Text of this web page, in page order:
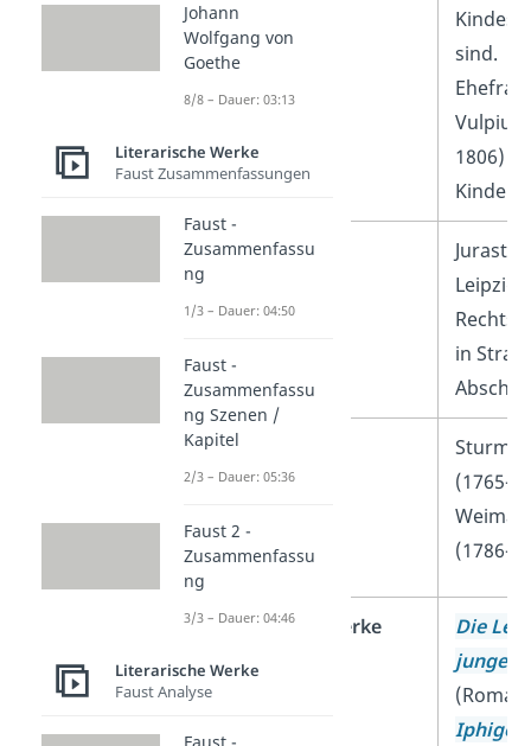
sind.
Vulpius
1806)
Kinder:
Ausbildung
Leipzig,
in
Epochen
Sturm
(1765-
(1786-
Bekannteste Werke
Die
jungen
Johann
Wolfgang von
Goethe
8/8 – Dauer: 03:13
Literarische Werke
Faust Zusammenfassungen
Faust -
Zusammenfassu
ng
1/3 – Dauer: 04:50
Faust -
Zusammenfassu
ng Szenen /
Kapitel
2/3 – Dauer: 05:36
Faust 2 -
Zusammenfassu
ng
3/3 – Dauer: 04:46
Literarische Werke
Faust Analyse